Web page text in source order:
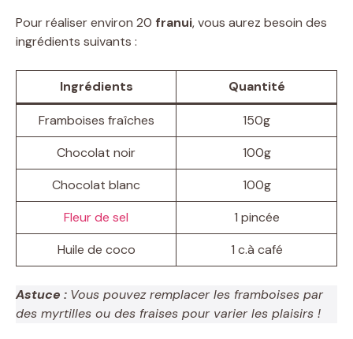
Pour réaliser environ 20 franui, vous aurez besoin des
ingrédients suivants :
Ingrédients Quantité
Framboises fraîches
150g
Chocolat noir
100g
Chocolat blanc
100g
Fleur de sel
1 pincée
Huile de coco
1 c.à café
Astuce : Vous pouvez remplacer les framboises par
des myrtilles ou des fraises pour varier les plaisirs !